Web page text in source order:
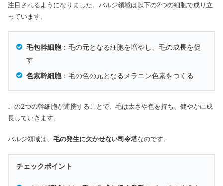
注目されるようになりました。 バルジ領域は以下の2つの細胞で成り立
っています。
毛包幹細胞：毛の元となる細胞を増やし、毛の成長を促
す
色素幹細胞：毛の色の元となるメラニン色素をつくる
この2つの幹細胞が連携することで、毛は太さや色を持ち、健やかに成
長していきます。
バルジ領域は、 毛の発生に欠かせない司令塔なのです。
チェックポイント